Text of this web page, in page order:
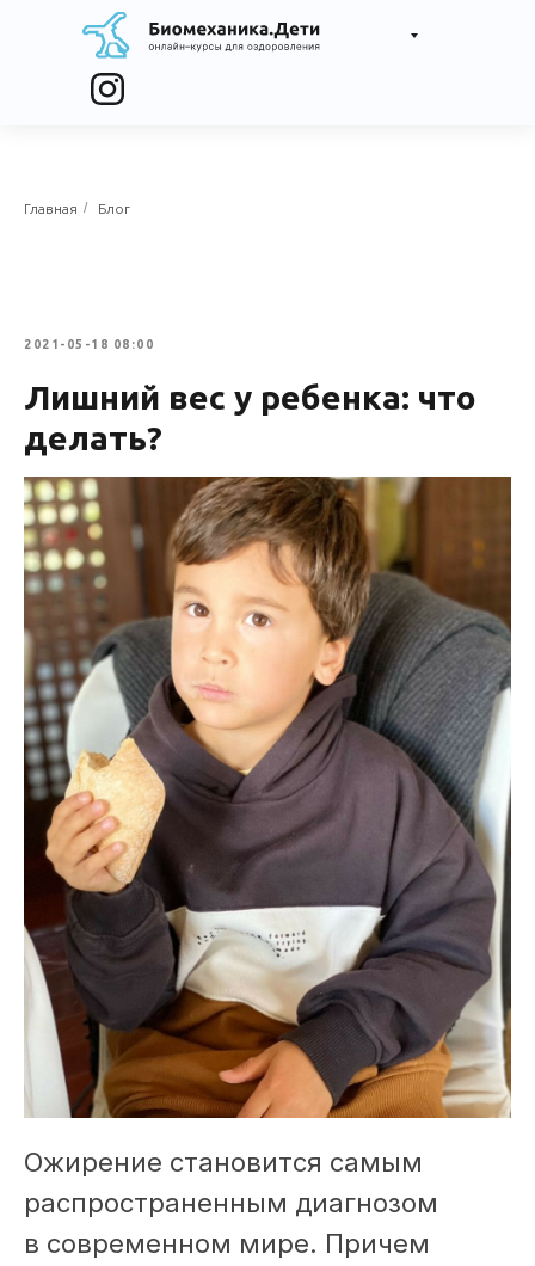
Главная / Блог
2021-05-18 08:00
Лишний вес у ребенка: что
делать?
Ожирение становится самым
распространенным диагнозом
в современном мире. Причем